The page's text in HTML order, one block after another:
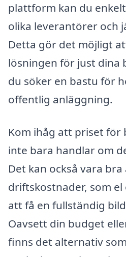
plattform kan du
olika leverantörer och
Detta gör det möjligt
lösningen för just dina
du söker en bastu för
offentlig anläggning.
Kom ihåg att priset för
inte bara handlar om
Det kan också vara
driftskostnader, som
att få en fullständig
Oavsett din budget
finns det alternativ